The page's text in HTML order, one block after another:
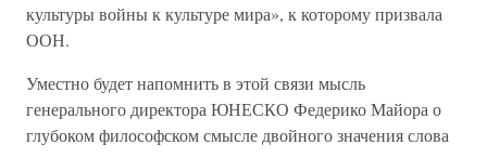
культуры войны к культуре мира», к которому призвала
ООН.
Уместно будет напомнить в этой связи мысль
генерального директора ЮНЕСКО Федерико Майора о
глубоком философском смысле двойного значения слова